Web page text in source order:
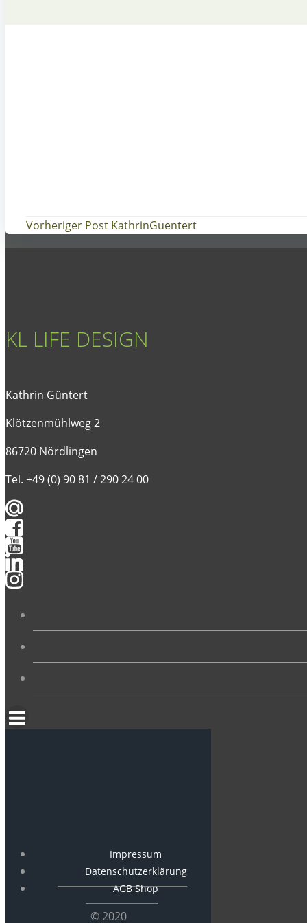
Post
navigation
Vorheriger Post KathrinGuentert
KL LIFE DESIGN
Kathrin Güntert
Klötzenmühlweg 2
86720 Nördlingen
Tel. +49 (0) 90 81 / 290 24 00
Impressum
Datenschutzerklärung
AGB Shop
© 2020